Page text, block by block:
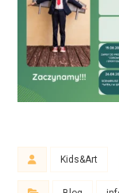
Kids&Art